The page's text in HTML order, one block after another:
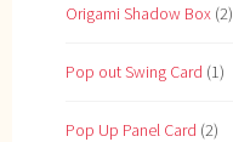
Origami Shadow Box (2)
Pop out Swing Card (1)
Pop Up Panel Card (2)